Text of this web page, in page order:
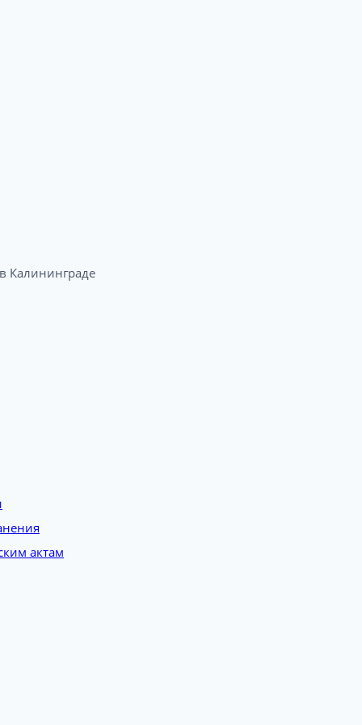
Калининграде​
актам